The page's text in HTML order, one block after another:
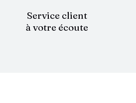
Service client
à votre écoute